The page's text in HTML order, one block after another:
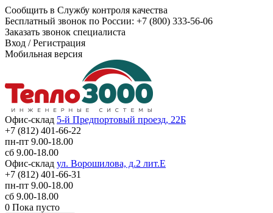
Сообщить в Службу контроля качества
Бесплатный звонок по России: +7 (800) 333-56-06
Заказать звонок специалиста
Вход /Регистрация
Мобильная версия
Офис-склад 5-й Предпортовый проезд, 22Б
+7 (812) 401-66-22
пн-пт 9.00-18.00
сб 9.00-18.00
Офис-склад ул. Ворошилова, д.2 лит.Е
+7 (812) 401-66-31
пн-пт 9.00-18.00
сб 9.00-18.00
0 Пока пусто